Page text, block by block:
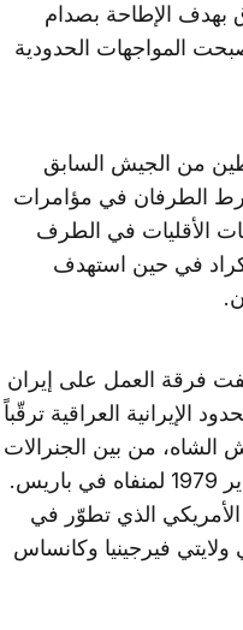
بهدف الإطاحة بصدام
المواجهات الحدودية
من الجيش السابق
الطرفان في مؤامرات
الأقليات في الطرف
في حين استهدف
فرقة العمل على إيران
الإيرانية العراقية ترقّباً
الشاه، من بين الجنرالات
الذين كانوا يساعدون العراقيين. وقد غادر إيران في يناير 1979 لمنفاه في باريس.
الذي تطوّر في
فيرجينيا وكانساس